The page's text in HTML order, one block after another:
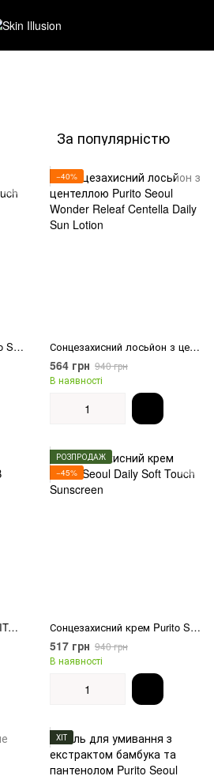
За популярністю
Сонцезахисний крем Purito Seoul Daily Soft Touch Sunscreen
−40%
Сонцезахисний лосьйон з центеллою Purito Seoul Wonder Releaf Centella Daily Sun Lotion
564 грн 940 грн
В наявності
BB-крем з центелою PURITO Cica Clearing BB Cream
РОЗПРОДАЖ
−45%
Сонцезахисний крем Purito Seoul Daily Soft Touch Sunscreen
517 грн 940 грн
В наявності
ХІТ